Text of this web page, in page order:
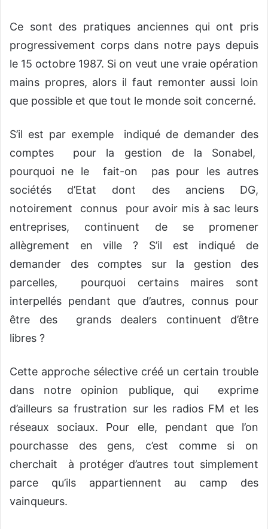
Ce sont des pratiques anciennes qui ont pris
progressivement corps dans notre pays depuis
le 15 octobre 1987. Si on veut une vraie opération
mains propres, alors il faut remonter aussi loin
que possible et que tout le monde soit concerné.
S’il est par exemple indiqué de demander des
comptes pour la gestion de la Sonabel,
pourquoi ne le fait-on pas pour les autres
sociétés d’Etat dont des anciens DG,
notoirement connus pour avoir mis à sac leurs
entreprises, continuent de se promener
allègrement en ville ? S’il est indiqué de
demander des comptes sur la gestion des
parcelles, pourquoi certains maires sont
interpellés pendant que d’autres, connus pour
être des grands dealers continuent d’être
libres ?
Cette approche sélective créé un certain trouble
dans notre opinion publique, qui exprime
d’ailleurs sa frustration sur les radios FM et les
réseaux sociaux. Pour elle, pendant que l’on
pourchasse des gens, c’est comme si on
cherchait à protéger d’autres tout simplement
parce qu’ils appartiennent au camp des
vainqueurs.